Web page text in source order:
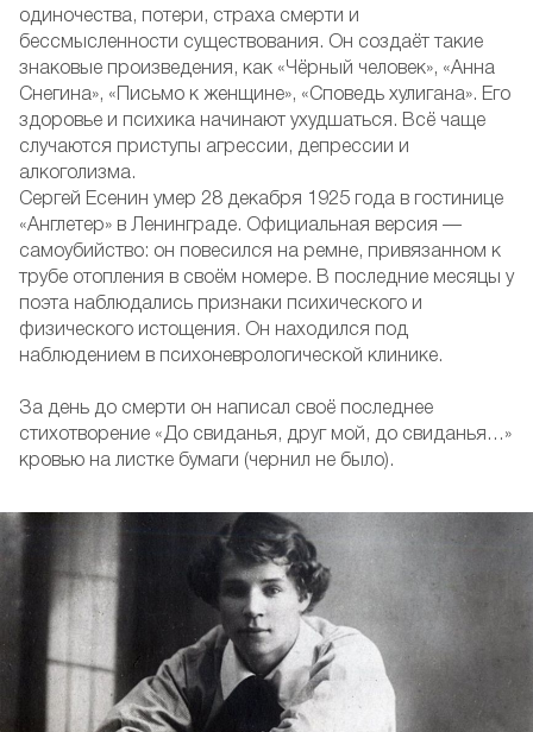
одиночества, потери, страха смерти и
бессмысленности существования. Он создаёт такие
знаковые произведения, как «Чёрный человек», «Анна
Снегина», «Письмо к женщине», «Споведь хулигана». Его
здоровье и психика начинают ухудшаться. Всё чаще
случаются приступы агрессии, депрессии и
алкоголизма.
Сергей Есенин умер 28 декабря 1925 года в гостинице
«Англетер» в Ленинграде. Официальная версия —
самоубийство: он повесился на ремне, привязанном к
трубе отопления в своём номере. В последние месяцы у
поэта наблюдались признаки психического и
физического истощения. Он находился под
наблюдением в психоневрологической клинике.
За день до смерти он написал своё последнее
стихотворение «До свиданья, друг мой, до свиданья…»
кровью на листке бумаги (чернил не было).